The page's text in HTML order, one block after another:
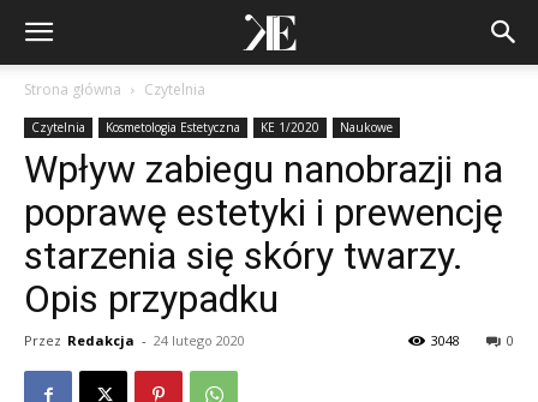
Strona główna Czytelnia
Czytelnia Kosmetologia Estetyczna KE 1/2020 Naukowe
Wpływ zabiegu nanobrazji na
poprawę estetyki i prewencję
starzenia się skóry twarzy.
Opis przypadku
Przez Redakcja - 24 lutego 2020 0
3048